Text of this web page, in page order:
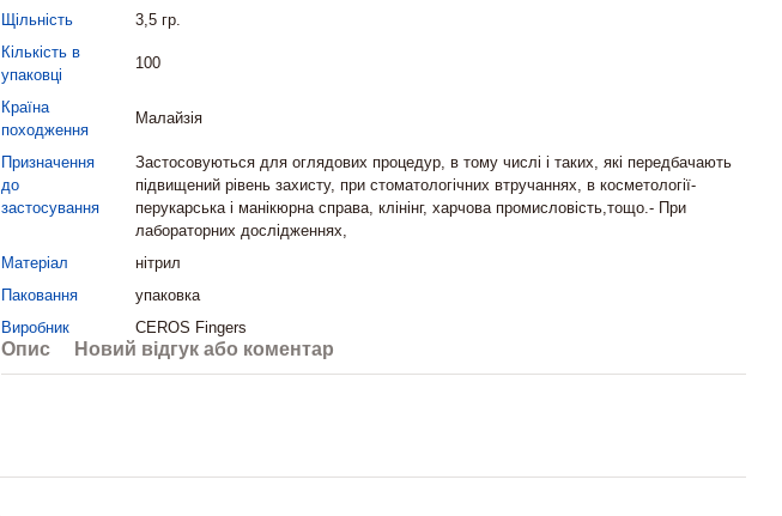
Щільність
3,5 гр.
Кількість в
упаковці
100
Країна
походження
Малайзія
Призначення
до
застосування
Застосовуються для оглядових процедур, в тому числі і таких, які передбачають
підвищений рівень захисту, при стоматологічних втручаннях, в косметології-
перукарська і манікюрна справа, клінінг, харчова промисловість,тощо.- При
лабораторних дослідженнях,
Матеріал
нітрил
Паковання
упаковка
Виробник
CEROS Fingers
Опис Новий відгук або коментар